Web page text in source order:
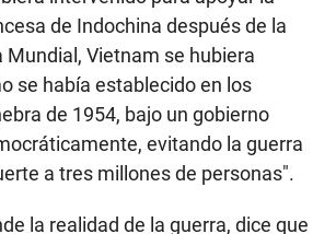
por utilizar la operación para impulsar su